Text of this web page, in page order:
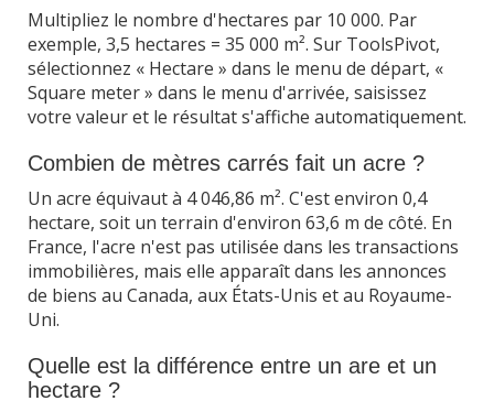
Multipliez le nombre d'hectares par 10 000. Par
exemple, 3,5 hectares = 35 000 m². Sur ToolsPivot,
sélectionnez « Hectare » dans le menu de départ, «
Square meter » dans le menu d'arrivée, saisissez
votre valeur et le résultat s'affiche automatiquement.
Combien de mètres carrés fait un acre ?
Un acre équivaut à 4 046,86 m². C'est environ 0,4
hectare, soit un terrain d'environ 63,6 m de côté. En
France, l'acre n'est pas utilisée dans les transactions
immobilières, mais elle apparaît dans les annonces
de biens au Canada, aux États-Unis et au Royaume-
Uni.
Quelle est la différence entre un are et un
hectare ?